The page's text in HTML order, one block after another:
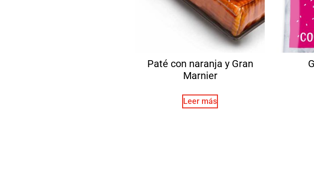
Paté con naranja y Gran
Marnier
Leer más